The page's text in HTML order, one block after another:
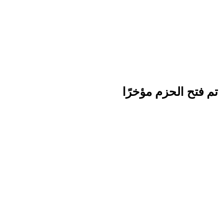
تم فتح الحزم مؤخرًا